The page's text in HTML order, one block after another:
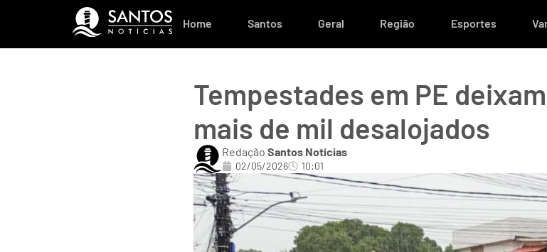
Home Santos Geral Região Esportes
Tempestades em PE
mais de mil desalojados
Redação Santos Notícias
02/05/2026 10:01